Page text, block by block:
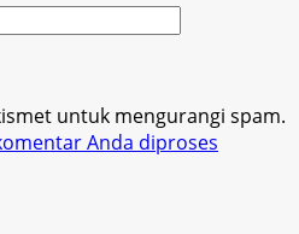
untuk mengurangi spam.
Anda diproses